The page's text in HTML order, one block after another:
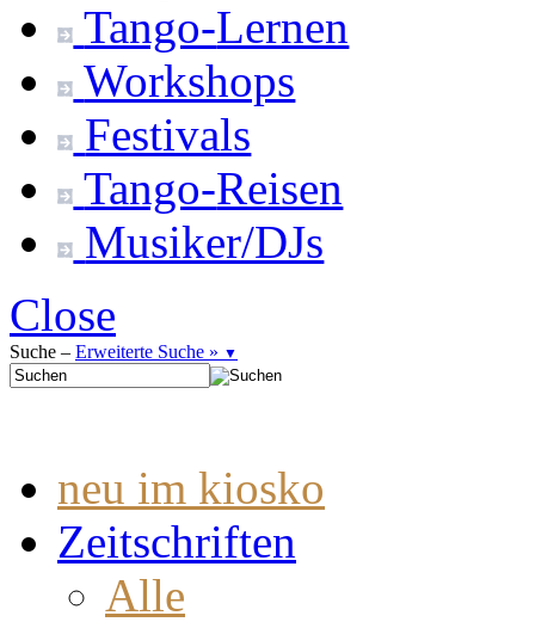
Tango-Lernen
Workshops
Festivals
Tango-Reisen
Musiker/DJs
Close
Suche – Erweiterte Suche » ▼
neu im kiosko
Zeitschriften
Alle